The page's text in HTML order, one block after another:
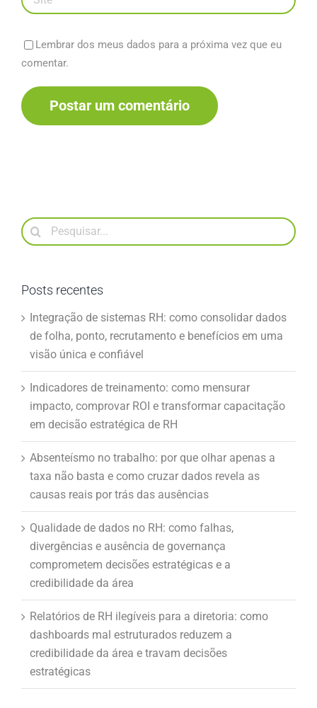
Lembrar dos meus dados para a próxima vez que eu
comentar.
Buscar
resultados
Posts recentes
Integração de sistemas RH: como consolidar dados
de folha, ponto, recrutamento e benefícios em uma
visão única e confiável
Indicadores de treinamento: como mensurar
impacto, comprovar ROI e transformar capacitação
em decisão estratégica de RH
Absenteísmo no trabalho: por que olhar apenas a
taxa não basta e como cruzar dados revela as
causas reais por trás das ausências
Qualidade de dados no RH: como falhas,
divergências e ausência de governança
comprometem decisões estratégicas e a
credibilidade da área
Relatórios de RH ilegíveis para a diretoria: como
dashboards mal estruturados reduzem a
credibilidade da área e travam decisões
estratégicas